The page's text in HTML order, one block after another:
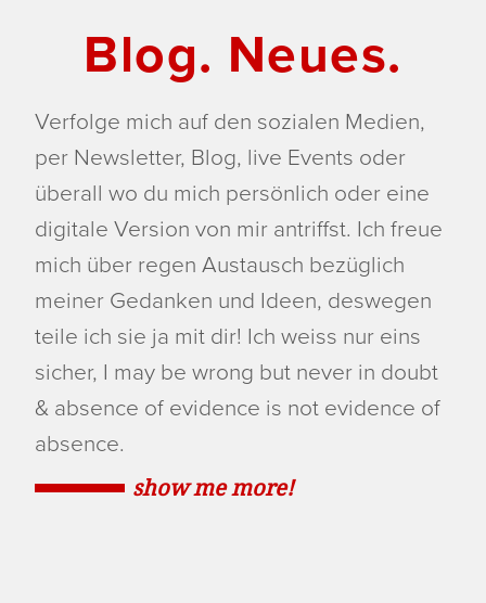
Blog. Neues.
Verfolge mich auf den sozialen Medien,
per Newsletter, Blog, live Events oder
überall wo du mich persönlich oder eine
digitale Version von mir antriffst. Ich freue
mich über regen Austausch bezüglich
meiner Gedanken und Ideen, deswegen
teile ich sie ja mit dir! Ich weiss nur eins
sicher, I may be wrong but never in doubt
& absence of evidence is not evidence of
absence.
show me more!